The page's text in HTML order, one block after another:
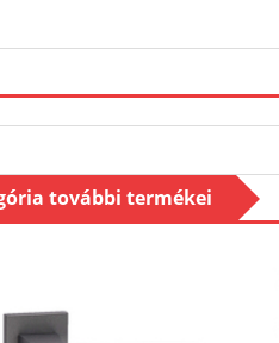
további termékei